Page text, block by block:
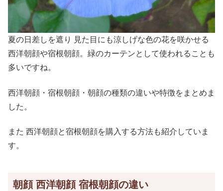
夏の日差しを遮り 見た目にも涼しげな色の花を咲かせる
西洋朝顔や宿根朝顔。緑のカーテンとして使われることも
多いですね。
西洋朝顔・宿根朝顔・朝顔の種類の違いや特徴をまとめま
した。
また 西洋朝顔と宿根朝顔を購入する方法も紹介していま
す。
朝顔 西洋朝顔 宿根朝顔の違い